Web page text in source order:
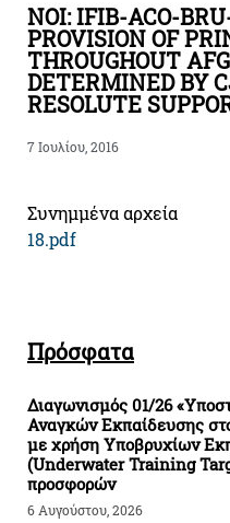
NOI: IFIB-ACO-
PROVISION OF
THROUGHOUT
DETERMINED BY
RESOLUTE
7 Ιουλίου, 2016
Συνημμένα αρχεία
18.pdf
Πρόσφατα
Διαγωνισμός 01/26
Αναγκών Εκπαίδευσης
με χρήση Υποβρυχίων
(Underwater Training
προσφορών
6 Αυγούστου, 2026